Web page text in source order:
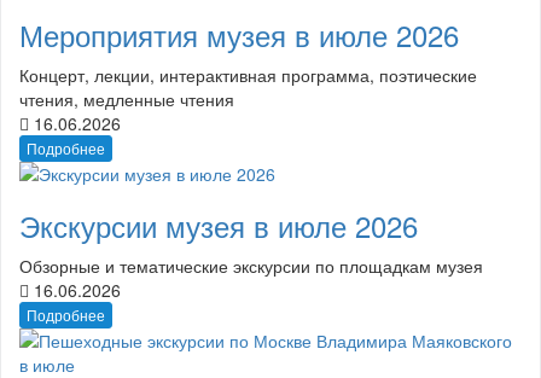
Мероприятия музея в июле 2026
Концерт, лекции, интерактивная программа, поэтические
чтения, медленные чтения
16.06.2026
Подробнее
Экскурсии музея в июле 2026
Обзорные и тематические экскурсии по площадкам музея
16.06.2026
Подробнее